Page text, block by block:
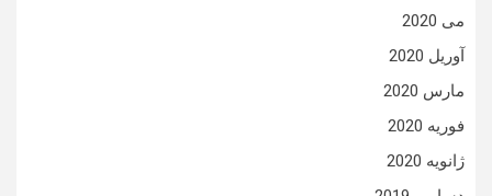
می 2020
آوریل 2020
مارس 2020
فوریه 2020
ژانویه 2020